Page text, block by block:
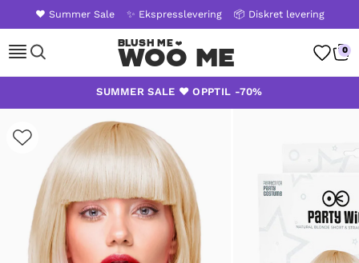
❤️ Summer Sale ✨ Ekspresslevering 📦 Diskret levering
WOO ME 0
SUMMER SALE ❤️ OPPTIL -70%